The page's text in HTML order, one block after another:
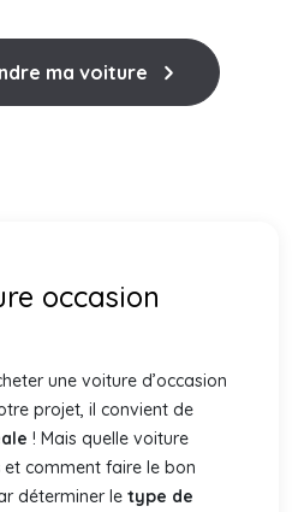
ma voiture
occasion
une voiture d’occasion
projet, il convient de
! Mais quelle voiture
et comment faire le bon
déterminer le type de